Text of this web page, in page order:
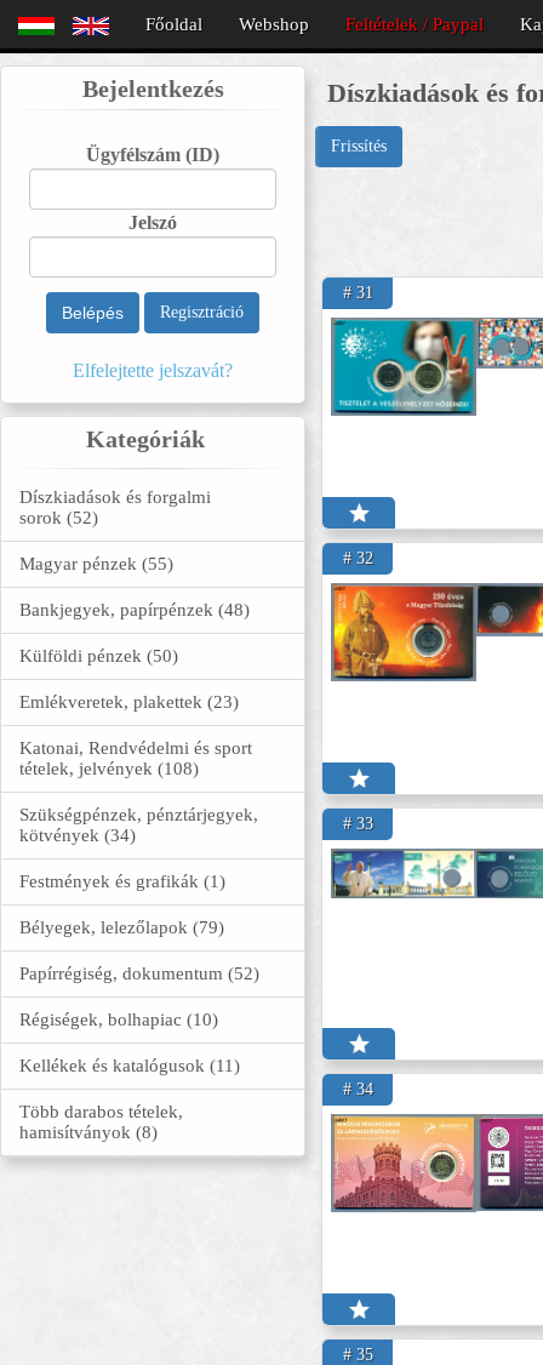
Főoldal Webshop Feltételek / Paypal
Bejelentkezés
Ügyfélszám (ID)
Jelszó
Belépés Regisztráció
Elfelejtette jelszavát?
Kategóriák
Díszkiadások és forgalmi
sorok (52)
Magyar pénzek (55)
Bankjegyek, papírpénzek (48)
Külföldi pénzek (50)
Emlékveretek, plakettek (23)
Katonai, Rendvédelmi és sport
tételek, jelvények (108)
Szükségpénzek, pénztárjegyek,
kötvények (34)
Festmények és grafikák (1)
Bélyegek, lelezőlapok (79)
Papírrégiség, dokumentum (52)
Régiségek, bolhapiac (10)
Kellékek és katalógusok (11)
Több darabos tételek,
hamisítványok (8)
Díszkiadások és
Frissítés
# 31
# 32
# 33
# 34
# 35